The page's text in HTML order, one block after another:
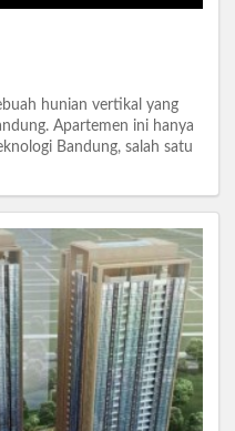
hunian vertikal yang
Apartemen ini hanya
Bandung, salah satu